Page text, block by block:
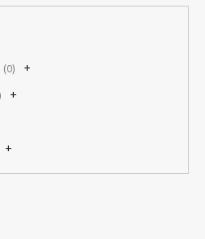
+
0
+
+